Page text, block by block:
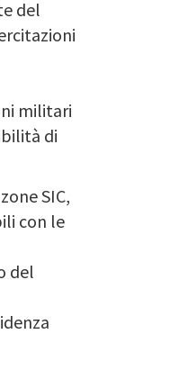
del
militari
di
SIC,
con le
del